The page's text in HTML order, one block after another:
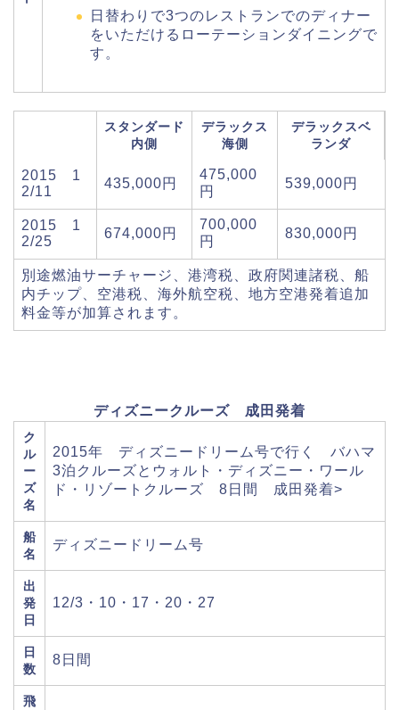
日替わりで3つのレストランでのディナー
をいただけるローテーションダイニングで
す。
スタンダード
内側
デラックス
海側
デラックスベ
ランダ
2015 1
2/11
435,000円
475,000
円
539,000円
2015 1
2/25
674,000円
700,000
円
830,000円
別途燃油サーチャージ、港湾税、政府関連諸税、船
内チップ、空港税、海外航空税、地方空港発着追加
料金等が加算されます。
ディズニークルーズ 成田発着
ク
ル
ー
ズ
名
2015年 ディズニードリーム号で行く バハマ
3泊クルーズとウォルト・ディズニー・ワール
ド・リゾートクルーズ 8日間 成田発着>
船
名
ディズニードリーム号
出
発
日
12/3・10・17・20・27
日
数
8日間
飛